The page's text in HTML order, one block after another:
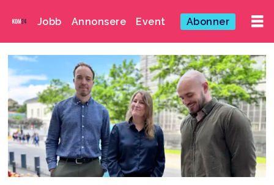
Jobb Annonsere Event Abonner
Emne:
synne
kvam